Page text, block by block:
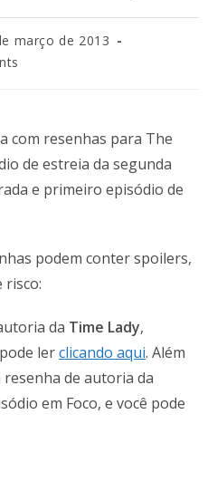
março de 2013
com resenhas para The
de estreia da segunda
e primeiro episódio de
podem conter spoilers,
risco:
da Time Lady,
lerclicando aqui. Além
de autoria da
em Foco, e você pode